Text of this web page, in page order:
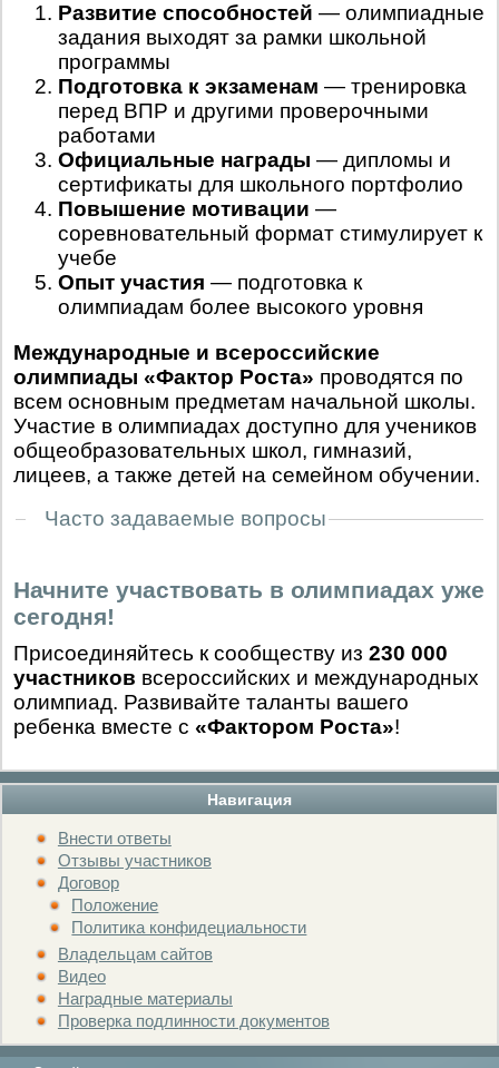
Навигация
Внести ответы
Отзывы участников
Договор
Положение
Политика конфидециальности
Владельцам сайтов
Видео
Наградные материалы
Проверка подлинности документов
Развитие способностей — олимпиадные
задания выходят за рамки школьной
программы
Подготовка к экзаменам — тренировка
перед ВПР и другими проверочными
работами
Официальные награды — дипломы и
сертификаты для школьного портфолио
Повышение мотивации —
соревновательный формат стимулирует к
учебе
Опыт участия — подготовка к
олимпиадам более высокого уровня
Международные и всероссийские
олимпиады «Фактор Роста» проводятся по
всем основным предметам начальной школы.
Участие в олимпиадах доступно для учеников
общеобразовательных школ, гимназий,
лицеев, а также детей на семейном обучении.
Часто задаваемые вопросы
Начните участвовать в олимпиадах уже
сегодня!
Присоединяйтесь к сообществу из 230 000
участников всероссийских и международных
олимпиад. Развивайте таланты вашего
ребенка вместе с «Фактором Роста»!